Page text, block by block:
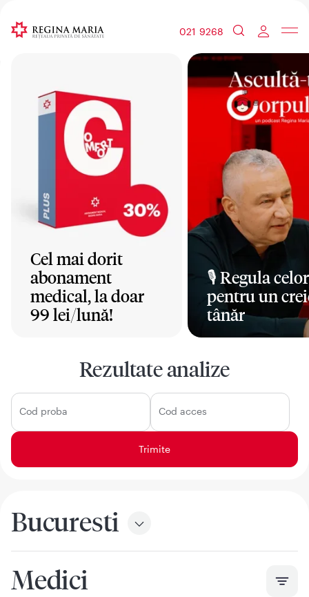
021 9268
Cel mai dorit
abonament
medical, la doar
99 lei/lună!
🎙️ Regula
pentru un
tânăr
Rezultate analize
Cod proba Cod acces
Bucuresti
Medici